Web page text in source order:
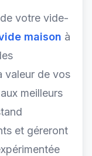
votre vide-
maison à
valeur de vos
meilleurs
et géreront